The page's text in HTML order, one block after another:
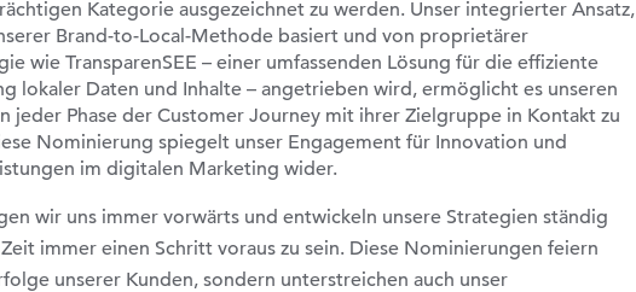
Kategorie ausgezeichnet zu werden. Unser integrierter Ansatz,
Brand-to-Local-Methode basiert und von proprietärer
wie TransparenSEE – einer umfassenden Lösung für die effiziente
lokaler Daten und Inhalte – angetrieben wird, ermöglicht es unseren
jeder Phase der Customer Journey mit ihrer Zielgruppe in Kontakt zu
Nominierung spiegelt unser Engagement für Innovation und
im digitalen Marketing wider.
wir uns immer vorwärts und entwickeln unsere Strategien ständig
immer einen Schritt voraus zu sein. Diese Nominierungen feiern
unserer Kunden, sondern unterstreichen auch unser